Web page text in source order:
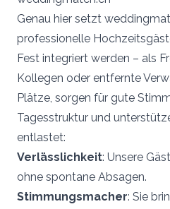
Genau hier setzt
professionelle
Fest integriert werden – als
Kollegen oder entfernte
Plätze, sorgen für gute
Tagesstruktur und
entlastet:
Verlässlichkeit: Unsere
ohne spontane Absagen.
Stimmungsmacher: Sie